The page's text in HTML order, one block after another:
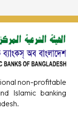
non-profitable
Islamic banking